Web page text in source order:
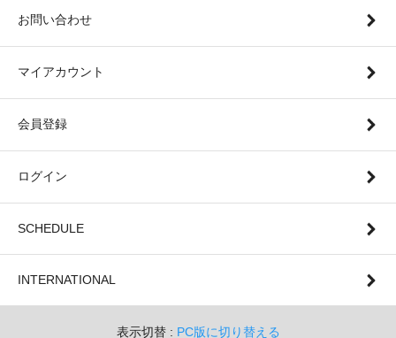
お問い合わせ
マイアカウント
会員登録
ログイン
SCHEDULE
INTERNATIONAL
表示切替 : PC版に切り替える